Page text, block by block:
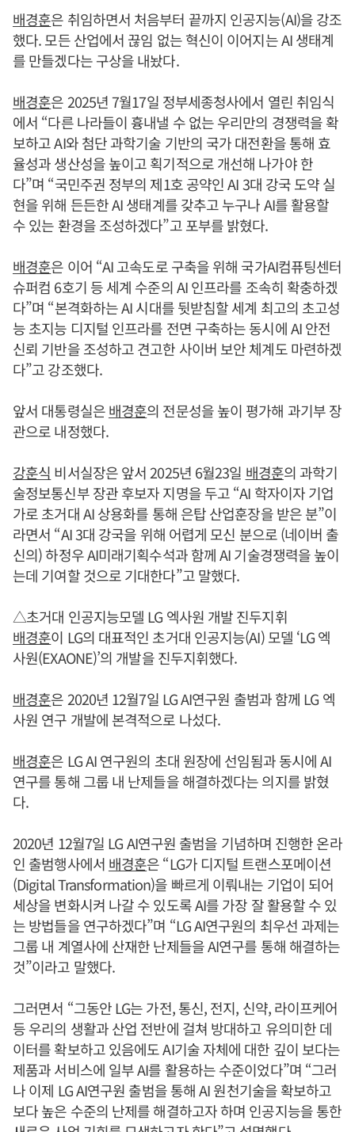
배경훈은 취임하면서 처음부터 끝까지 인공지능(AI)을 강조
했다. 모든 산업에서 끊임 없는 혁신이 이어지는 AI 생태계
를 만들겠다는 구상을 내놨다.
배경훈은 2025년 7월17일 정부세종청사에서 열린 취임식
에서 “다른 나라들이 흉내낼 수 없는 우리만의 경쟁력을 확
보하고 AI와 첨단 과학기술 기반의 국가 대전환을 통해 효
율성과 생산성을 높이고 획기적으로 개선해 나가야 한
다”며 “국민주권 정부의 제1호 공약인 AI 3대 강국 도약 실
현을 위해 든든한 AI 생태계를 갖추고 누구나 AI를 활용할
수 있는 환경을 조성하겠다”고 포부를 밝혔다.
배경훈은 이어 “AI 고속도로 구축을 위해 국가AI컴퓨팅센터
슈퍼컴 6호기 등 세계 수준의 AI 인프라를 조속히 확충하겠
다”며 “본격화하는 AI 시대를 뒷받침할 세계 최고의 초고성
능 초지능 디지털 인프라를 전면 구축하는 동시에 AI 안전
신뢰 기반을 조성하고 견고한 사이버 보안 체계도 마련하겠
다”고 강조했다.
앞서 대통령실은배경훈의 전문성을 높이 평가해 과기부 장
관으로 내정했다.
강훈식 비서실장은 앞서 2025년 6월23일 배경훈의 과학기
술정보통신부 장관 후보자 지명을 두고 “AI 학자이자 기업
가로 초거대 AI 상용화를 통해 은탑 산업훈장을 받은 분”이
라면서 “AI 3대 강국을 위해 어렵게 모신 분으로 (네이버 출
신의) 하정우 AI미래기획수석과 함께 AI 기술경쟁력을 높이
는데 기여할 것으로 기대한다”고 말했다.
△초거대 인공지능모델 LG 엑사원 개발 진두지휘
배경훈이 LG의 대표적인 초거대 인공지능(AI) 모델 ‘LG 엑
사원(EXAONE)’의 개발을 진두지휘했다.
배경훈은 2020년 12월7일 LG AI연구원 출범과 함께 LG 엑
사원 연구 개발에 본격적으로 나섰다.
배경훈은 LG AI 연구원의 초대 원장에 선임됨과 동시에 AI
연구를 통해 그룹 내 난제들을 해결하겠다는 의지를 밝혔
다.
2020년 12월7일 LG AI연구원 출범을 기념하며 진행한 온라
인 출범행사에서 배경훈은 “LG가 디지털 트랜스포메이션
(Digital Transformation)을 빠르게 이뤄내는 기업이 되어
세상을 변화시켜 나갈 수 있도록 AI를 가장 잘 활용할 수 있
는 방법들을 연구하겠다”며 “LG AI연구원의 최우선 과제는
그룹 내 계열사에 산재한 난제들을 AI연구를 통해 해결하는
것”이라고 말했다.
그러면서 “그동안 LG는 가전, 통신, 전지, 신약, 라이프케어
등 우리의 생활과 산업 전반에 걸쳐 방대하고 유의미한 데
이터를 확보하고 있음에도 AI기술 자체에 대한 깊이 보다는
제품과 서비스에 일부 AI를 활용하는 수준이었다”며 “그러
나 이제 LG AI연구원 출범을 통해 AI 원천기술을 확보하고
보다 높은 수준의 난제를 해결하고자 하며 인공지능을 통한